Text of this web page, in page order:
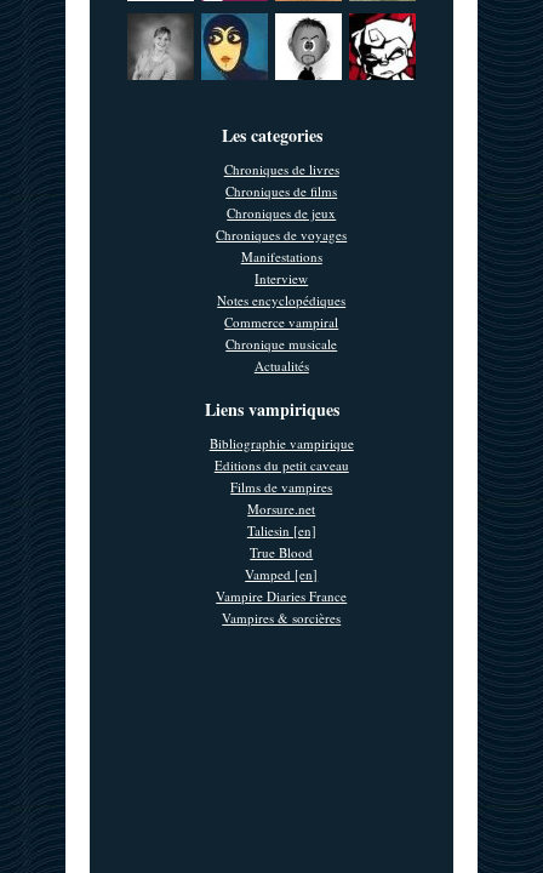
Les categories
Chroniques de livres
Chroniques de films
Chroniques de jeux
Chroniques de voyages
Manifestations
Interview
Notes encyclopédiques
Commerce vampiral
Chronique musicale
Actualités
Liens vampiriques
Bibliographie vampirique
Editions du petit caveau
Films de vampires
Morsure.net
Taliesin [en]
True Blood
Vamped [en]
Vampire Diaries France
Vampires & sorcières